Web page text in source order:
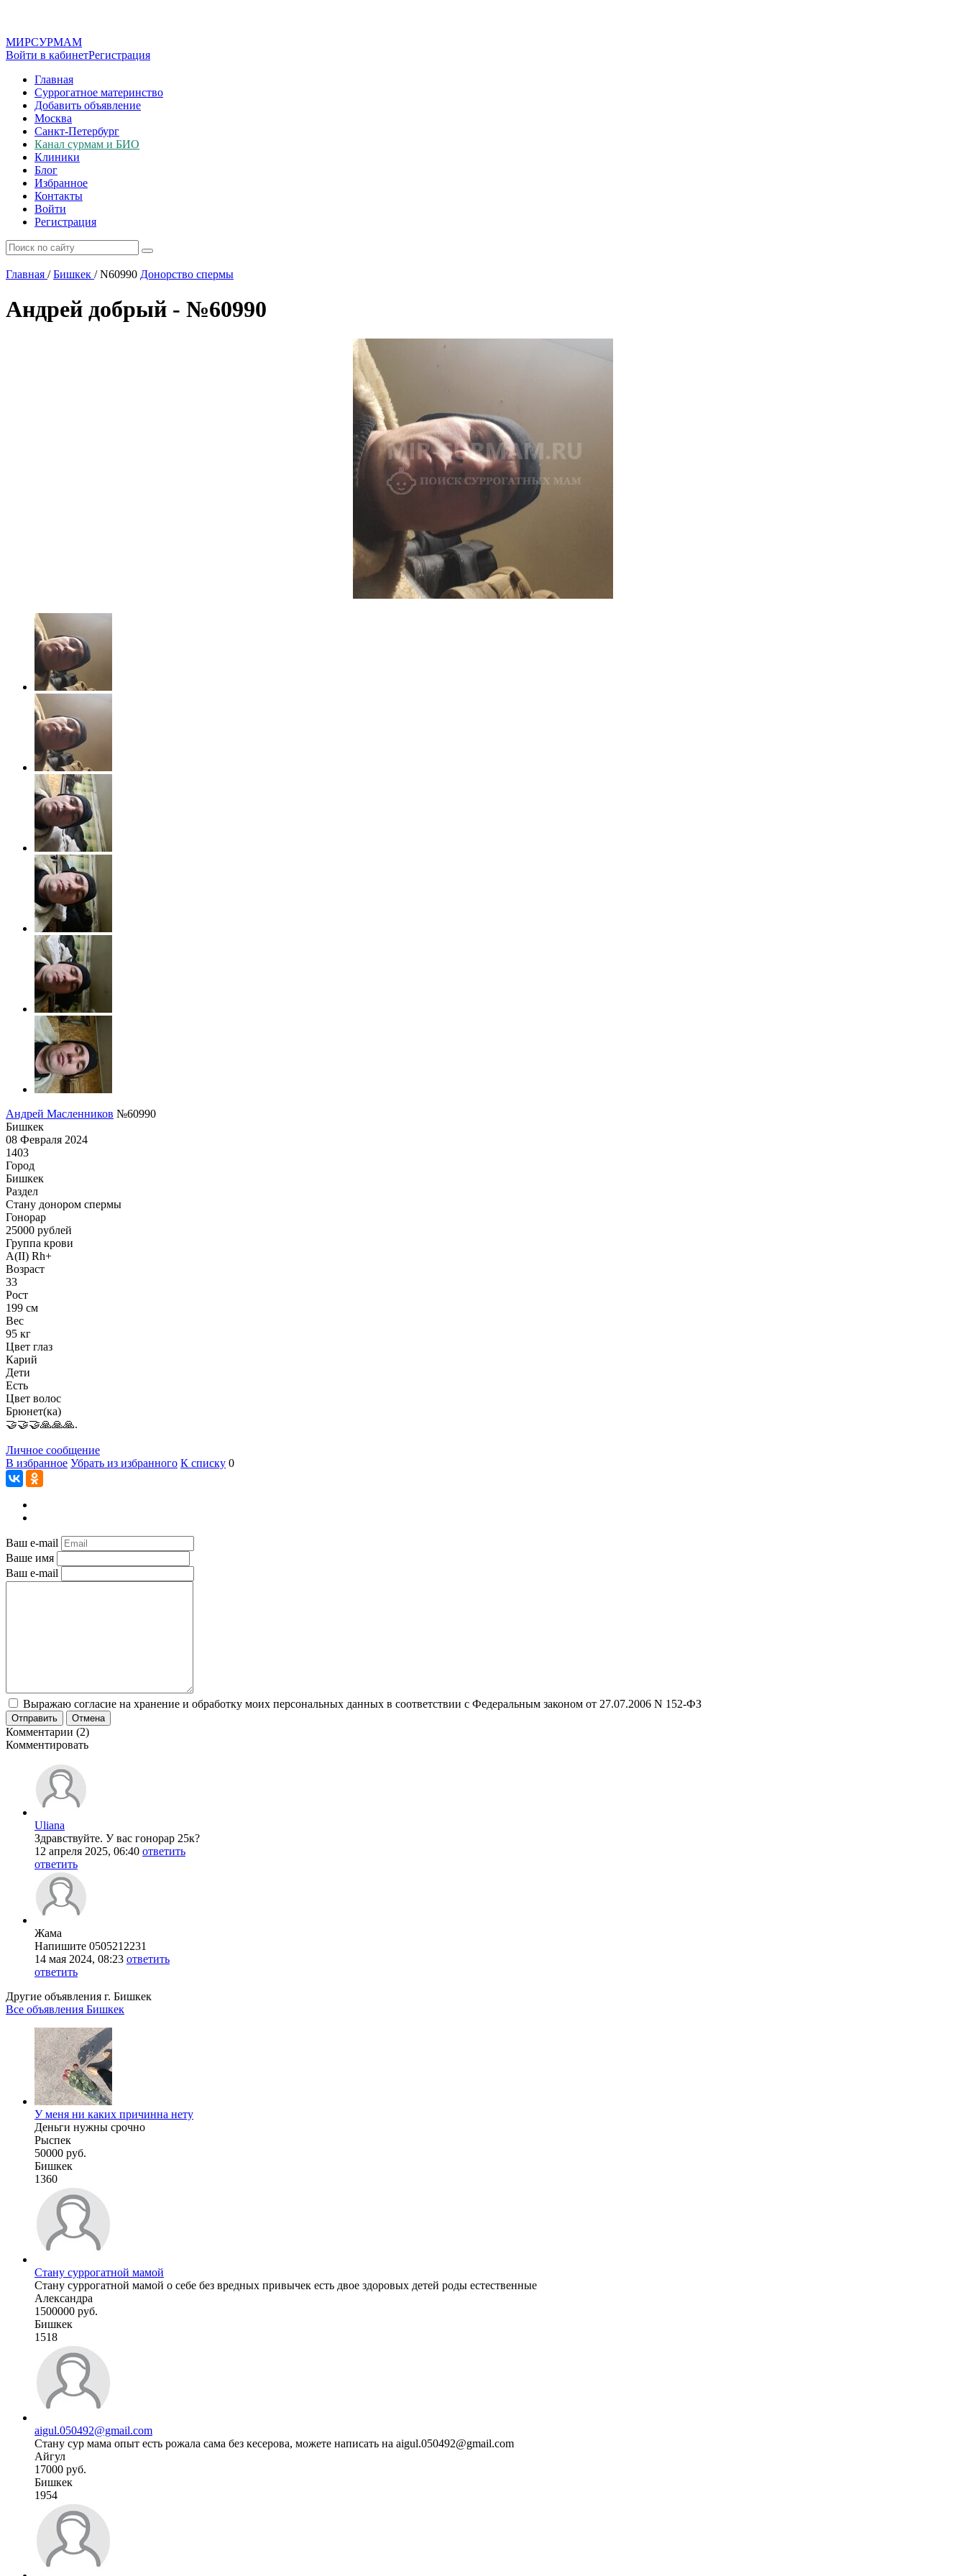
МИРСУРМАМ
Войти в кабинетРегистрация
Главная
Суррогатное материнство
Добавить объявление
Москва
Санкт-Петербург
Канал сурмам и БИО
Клиники
Блог
Избранное
Контакты
Войти
Регистрация
Главная / Бишкек /N60990 Донорство спермы
Андрей добрый - №60990
Андрей Масленников №60990
Бишкек
08 Февраля 2024
1403
Город
Бишкек
Раздел
Стану донором спермы
Гонoрар
25000 рублей
Группа крови
A(II) Rh+
Возраст
33
Рост
199 см
Вес
95 кг
Цвет глаз
Карий
Дети
Есть
Цвет волос
Брюнет(ка)
🤝🤝🤝🙏🙏🙏.
Личное сообщение
В избранное Убрать из избранного К списку 0
Ваш e-mail
Ваше имя
Ваш e-mail
Выражаю согласие на хранение и обработку моих персональных данных в соответствии с Федеральным законом от 27.07.2006 N 152-ФЗ
Отправить Отмена
Комментарии (2)
Комментировать
Uliana
Здравствуйте. У вас гонорар 25к?
12 апреля 2025, 06:40 ответить
ответить
Жама
Напишите 0505212231
14 мая 2024, 08:23 ответить
ответить
Другие объявления г. Бишкек
Все объявления Бишкек
У меня ни каких причинна нету
Деньги нужны срочно
Рыспек
50000 руб.
Бишкек
1360
Стану суррогатной мамой
Стану суррогатной мамой о себе без вредных привычек есть двое здоровых детей роды естественные
Александра
1500000 руб.
Бишкек
1518
aigul.050492@gmail.com
Стану сур мама опыт есть рожала сама без кесерова, можете написать на aigul.050492@gmail.com
Айгул
17000 руб.
Бишкек
1954